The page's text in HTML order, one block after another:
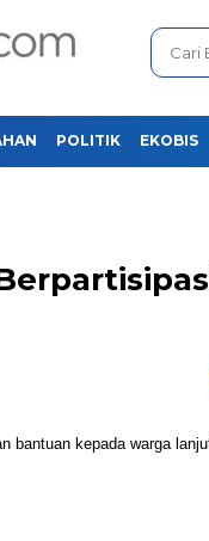
POLITIK EKOBIS